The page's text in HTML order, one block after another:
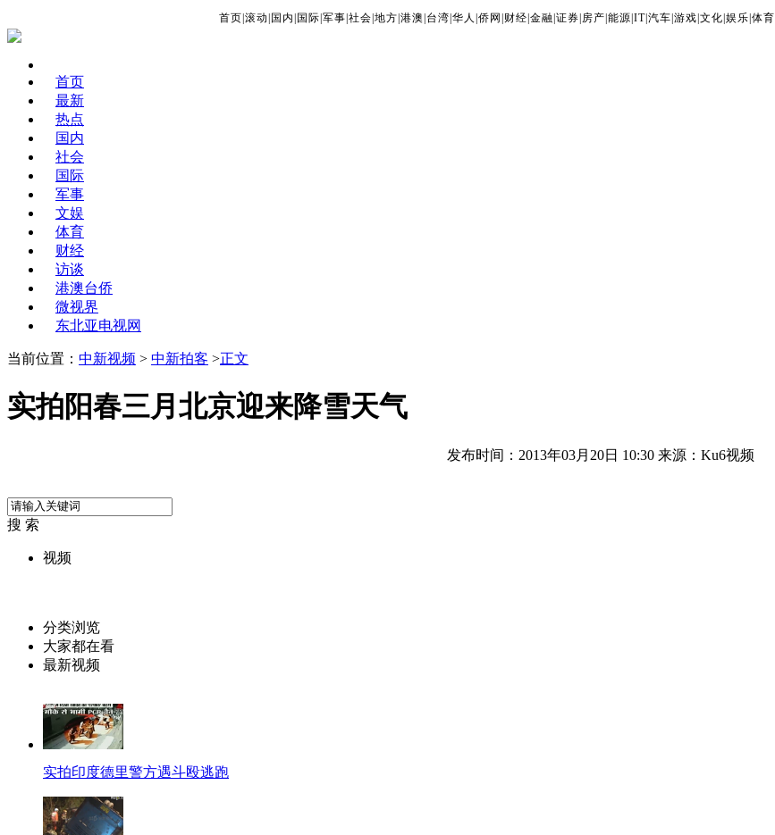
首页 滚动 国内 国际 军事 社会 地方 港澳 台湾 华人 侨网 财经 金融 证券 房产 能源 IT| 汽车 游戏 文化 娱乐 体育
首页
最新
热点
国内
社会
国际
军事
文娱
体育
财经
访谈
港澳台侨
微视界
东北亚电视网
当前位置： 中新视频 > 中新拍客 >正文
实拍阳春三月北京迎来降雪天气
发布时间：2013年03月20日 10:30 来源：Ku6视频
搜 索
视频
分类浏览
大家都在看
最新视频
实拍印度德里警方遇斗殴逃跑